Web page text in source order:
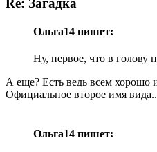
Ольга14 пишет:
Ну, первое, что в голову
А еще? Есть ведь всем
Официальное второе имя
Ольга14 пишет: